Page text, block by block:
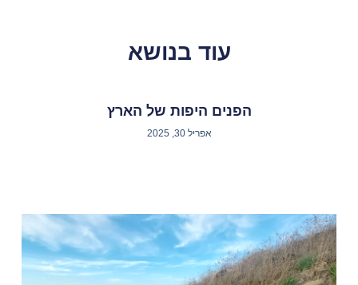
עוד בנושא
הפנים היפות של הארץ
אפריל 30, 2025